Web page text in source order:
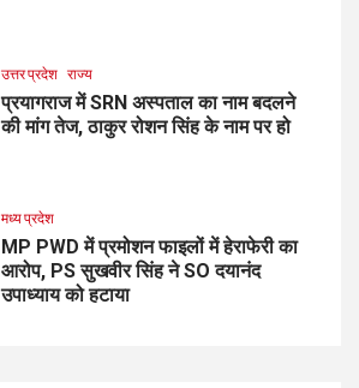
उत्तर प्रदेश राज्य
प्रयागराज में SRN अस्पताल का नाम बदलने
की मांग तेज, ठाकुर रोशन सिंह के नाम पर हो
मध्य प्रदेश
MP PWD में प्रमोशन फाइलों में हेराफेरी का
आरोप, PS सुखवीर सिंह ने SO दयानंद
उपाध्याय को हटाया